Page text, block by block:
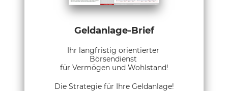
Geldanlage-Brief
Ihr langfristig orientierter
Börsendienst
für Vermögen und Wohlstand!
Die Strategie für Ihre Geldanlage!